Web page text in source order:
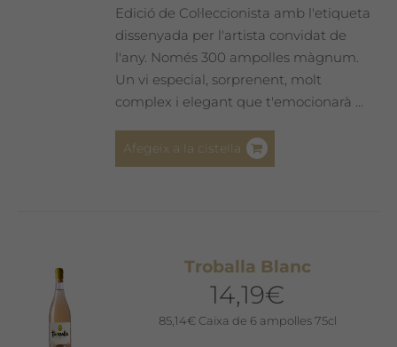
Edició de Col·leccionista amb l'etiqueta
dissenyada per l'artista convidat de
l'any. Només 300 ampolles màgnum.
Un vi especial, sorprenent, molt
complex i elegant que t'emocionarà ...
Afegeix a la cistella
Troballa Blanc
14,19€
85,14€ Caixa de 6 ampolles 75cl